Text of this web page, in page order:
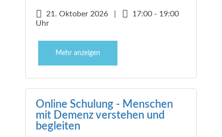
21. Oktober 2026 |
17:00 - 19:00
Uhr
Mehr anzeigen
Online Schulung - Menschen
mit Demenz verstehen und
begleiten